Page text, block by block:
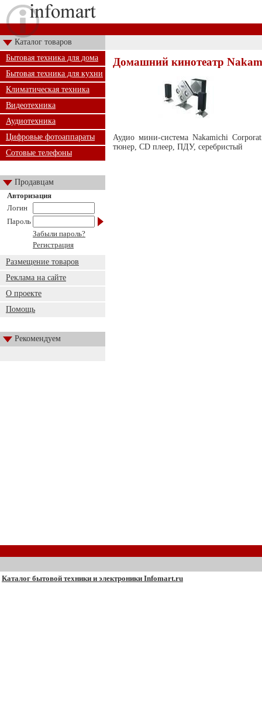
Каталог товаров
Бытовая техника для дома
Бытовая техника для кухни
Климатическая техника
Видеотехника
Аудиотехника
Цифровые фотоаппараты
Сотовые телефоны
Продавцам
Авторизация
Логин
Пароль
Забыли пароль?
Регистрация
Размещение товаров
Реклама на сайте
О проекте
Помощь
Рекомендуем
Домашний кинотеатр
Аудио мини-система Nakamichi
тюнер, CD плеер, ПДУ, серебристый
Каталог бытовой техники и электроники Infomart.ru